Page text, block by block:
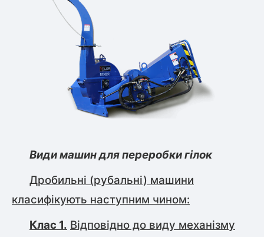
Види машин для переробки гілок
Дробильні (рубальні) машини
класифікують наступним чином:
Клас 1. Відповідно до виду механізму